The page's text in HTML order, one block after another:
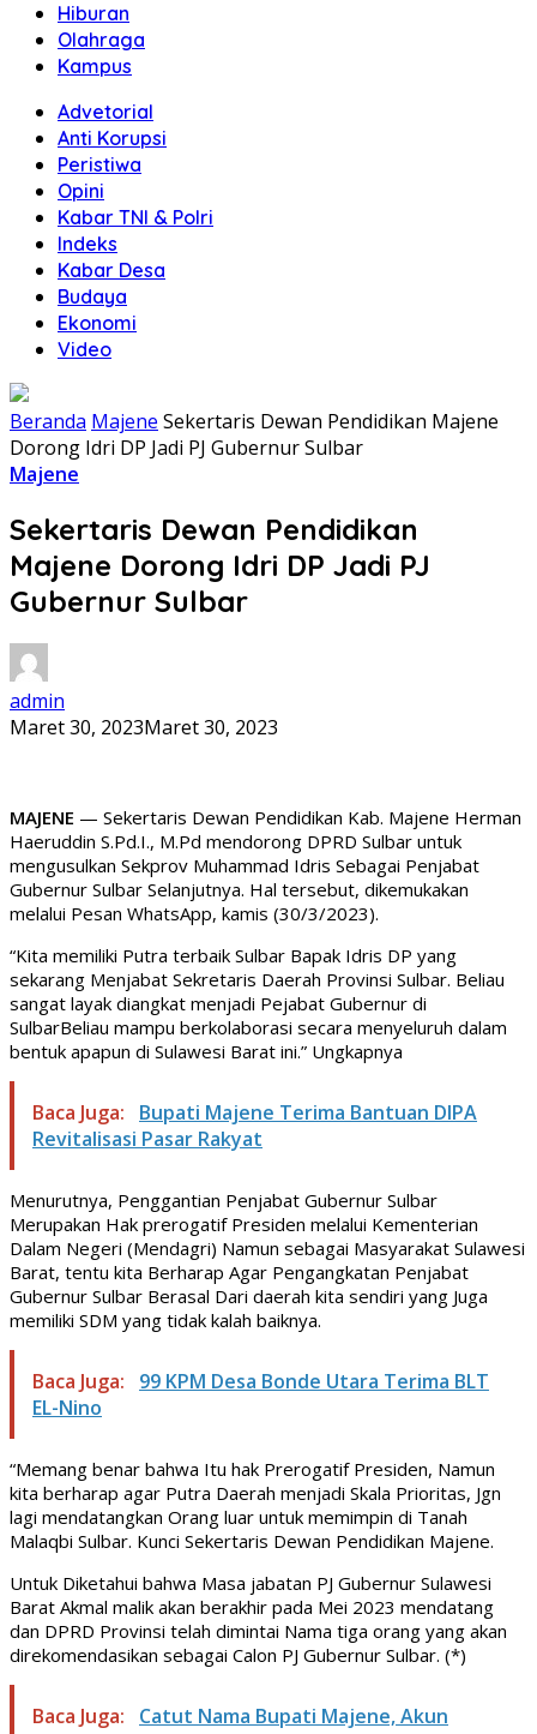
Hiburan
Olahraga
Kampus
Advetorial
Anti Korupsi
Peristiwa
Opini
Kabar TNI & Polri
Indeks
Kabar Desa
Budaya
Ekonomi
Video
Beranda Majene Sekertaris Dewan Pendidikan Majene
Dorong Idri DP Jadi PJ Gubernur Sulbar
Majene
Sekertaris Dewan Pendidikan
Majene Dorong Idri DP Jadi PJ
Gubernur Sulbar
admin
Maret 30, 2023Maret 30, 2023
MAJENE — Sekertaris Dewan Pendidikan Kab. Majene Herman
Haeruddin S.Pd.I., M.Pd mendorong DPRD Sulbar untuk
mengusulkan Sekprov Muhammad Idris Sebagai Penjabat
Gubernur Sulbar Selanjutnya. Hal tersebut, dikemukakan
melalui Pesan WhatsApp, kamis (30/3/2023).
“Kita memiliki Putra terbaik Sulbar Bapak Idris DP yang
sekarang Menjabat Sekretaris Daerah Provinsi Sulbar. Beliau
sangat layak diangkat menjadi Pejabat Gubernur di
SulbarBeliau mampu berkolaborasi secara menyeluruh dalam
bentuk apapun di Sulawesi Barat ini.” Ungkapnya
Baca Juga:
Bupati Majene Terima Bantuan DIPA
Revitalisasi Pasar Rakyat
Menurutnya, Penggantian Penjabat Gubernur Sulbar
Merupakan Hak prerogatif Presiden melalui Kementerian
Dalam Negeri (Mendagri) Namun sebagai Masyarakat Sulawesi
Barat, tentu kita Berharap Agar Pengangkatan Penjabat
Gubernur Sulbar Berasal Dari daerah kita sendiri yang Juga
memiliki SDM yang tidak kalah baiknya.
Baca Juga:
99 KPM Desa Bonde Utara Terima BLT
EL-Nino
“Memang benar bahwa Itu hak Prerogatif Presiden, Namun
kita berharap agar Putra Daerah menjadi Skala Prioritas, Jgn
lagi mendatangkan Orang luar untuk memimpin di Tanah
Malaqbi Sulbar. Kunci Sekertaris Dewan Pendidikan Majene.
Untuk Diketahui bahwa Masa jabatan PJ Gubernur Sulawesi
Barat Akmal malik akan berakhir pada Mei 2023 mendatang
dan DPRD Provinsi telah dimintai Nama tiga orang yang akan
direkomendasikan sebagai Calon PJ Gubernur Sulbar. (*)
Baca Juga:
Catut Nama Bupati Majene, Akun